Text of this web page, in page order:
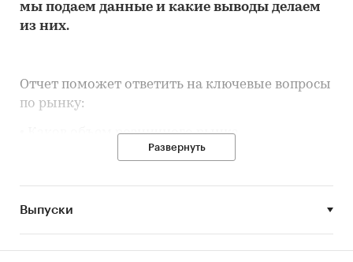
мы подаем данные и какие выводы делаем
из них.
Отчет поможет ответить на ключевые вопросы
по рынку:
• Каков объем розничного рынка
строительных материалов в Свердловской
другими регионами России?
• Рынок растет или снижается? Если растет, то
за счет реального спроса или за счет
Развернуть
Выпуски